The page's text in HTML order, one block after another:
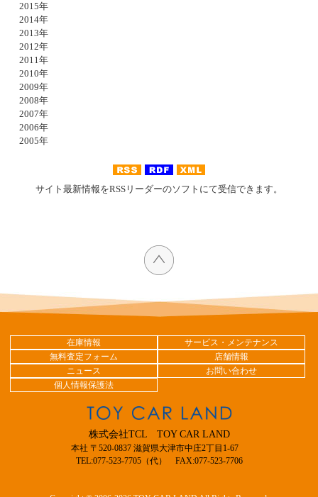
2015年
2014年
2013年
2012年
2011年
2010年
2009年
2008年
2007年
2006年
2005年
サイト最新情報をRSSリーダーのソフトにて受信できます。
在庫情報
サービス・メンテナンス
無料査定フォーム
店舗情報
ニュース
お問い合わせ
個人情報保護法
株式会社TCL TOY CAR LAND
本社 〒520-0837 滋賀県大津市中庄2丁目1-67
TEL:077-523-7705（代） FAX:077-523-7706